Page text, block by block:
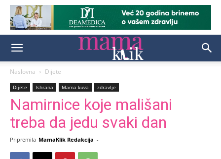
Naslovna Dijete
Dijete Ishrana Mama kuva zdravlje
Namirnice koje mališani
treba da jedu svaki dan
Pripremila MamaKlik Redakcija -